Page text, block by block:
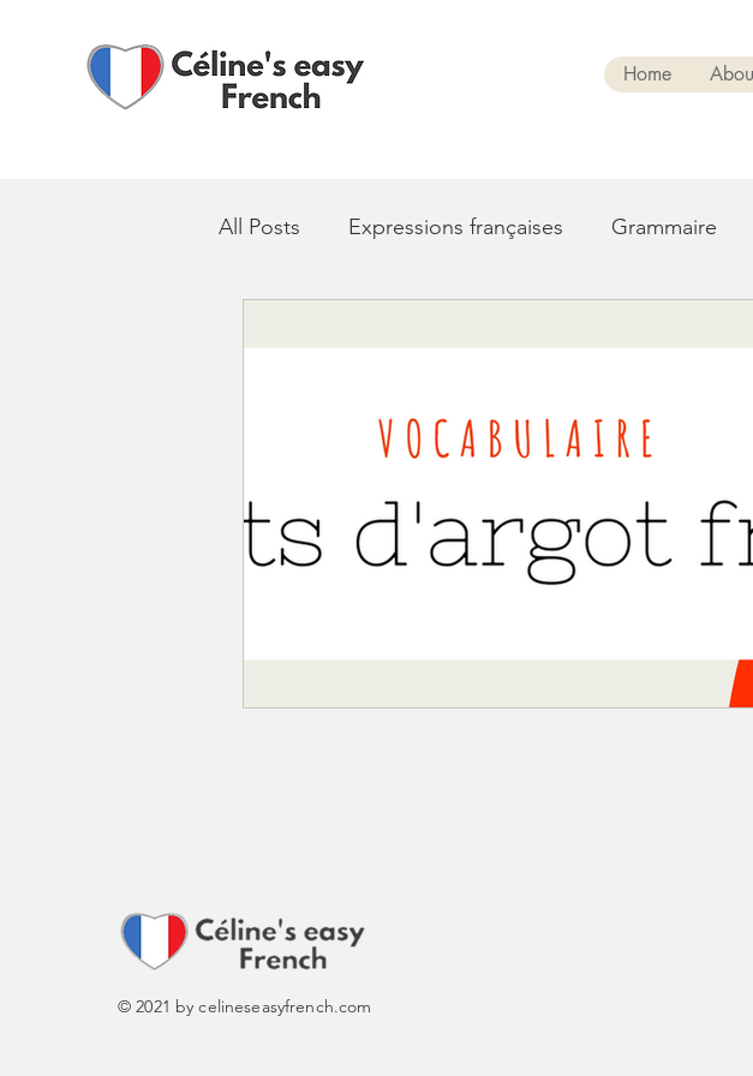
Home
All Posts Expressions françaises Grammaire
© 2021 by celineseasyfrench.com